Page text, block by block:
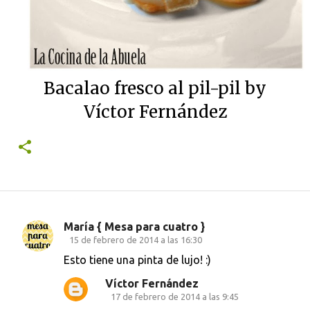
Bacalao fresco al pil-pil by
Víctor Fernández
C
María { Mesa para cuatro }
15 de febrero de 2014 a las 16:30
Esto tiene una pinta de lujo! :)
Víctor Fernández
17 de febrero de 2014 a las 9:45